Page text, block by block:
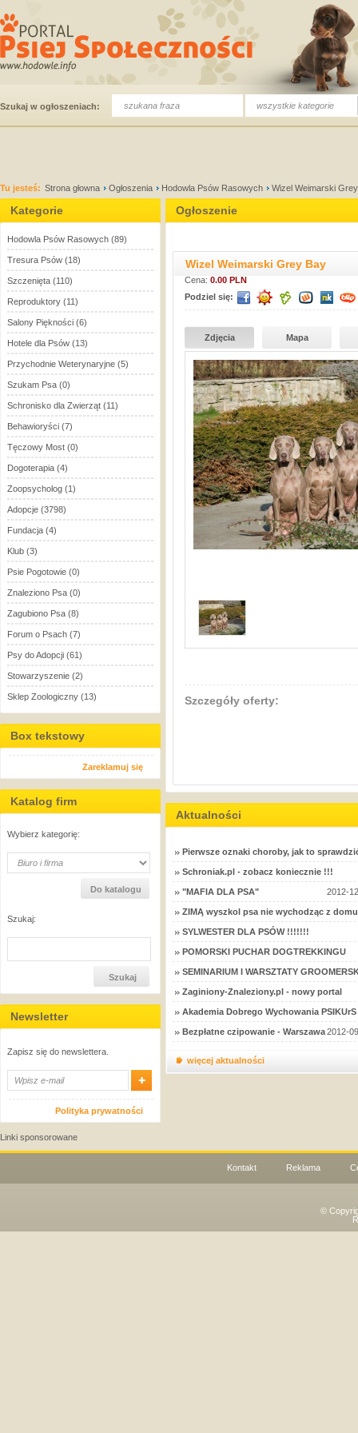
Szukaj w ogłoszeniach: wszystkie kategorie
Tu jesteś: Strona głowna Ogłoszenia Hodowla Psów Rasowych Wizel Weimarski
Kategorie
Hodowla Psów Rasowych (89)
Tresura Psów (18)
Szczenięta (110)
Reproduktory (11)
Salony Piękności (6)
Hotele dla Psów (13)
Przychodnie Weterynaryjne (5)
Szukam Psa (0)
Schronisko dla Zwierząt (11)
Behawioryści (7)
Tęczowy Most (0)
Dogoterapia (4)
Zoopsycholog (1)
Adopcje (3798)
Fundacja (4)
Klub (3)
Psie Pogotowie (0)
Znaleziono Psa (0)
Zagubiono Psa (8)
Forum o Psach (7)
Psy do Adopcji (61)
Stowarzyszenie (2)
Sklep Zoologiczny (13)
Box tekstowy
Zareklamuj się
Katalog firm
Wybierz kategorię:
Szukaj:
Newsletter
Zapisz się do newslettera.
Polityka prywatności
Ogłoszenie
Wizel Weimarski Grey Bay
Cena: 0.00 PLN
Podziel się:
Zdjęcia Mapa
Szczegóły oferty:
Aktualności
Pierwsze oznaki choroby, jak to
Schroniak.pl - zobacz koniecznie !!!
"MAFIA DLA PSA" 2012-
ZIMĄ wyszkol psa nie wychodząc z
SYLWESTER DLA PSÓW !!!!!!!
POMORSKI PUCHAR DOGTREKKINGU
SEMINARIUM I WARSZTATY
Zaginiony-Znaleziony.pl - nowy portal
Akademia Dobrego Wychowania
Bezpłatne czipowanie - Warszawa2012-
więcej aktualności
Linki sponsorowane
Kontakt Reklama
©